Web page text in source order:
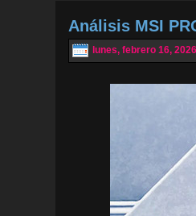
Análisis MSI
lunes, febrero 16, 2026